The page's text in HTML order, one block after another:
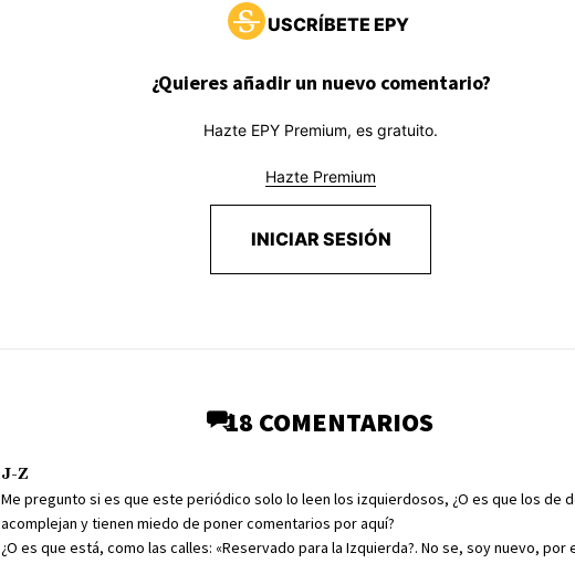
USCRÍBETE EPY
¿Quieres añadir un nuevo comentario?
Hazte EPY Premium, es gratuito.
Hazte Premium
INICIAR SESIÓN
18 COMENTARIOS
J-Z
Me pregunto si es que este periódico solo lo leen los izquierdosos, ¿O es que los de
acomplejan y tienen miedo de poner comentarios por aquí?
¿O es que está, como las calles: «Reservado para la Izquierda?. No se, soy nuevo, por